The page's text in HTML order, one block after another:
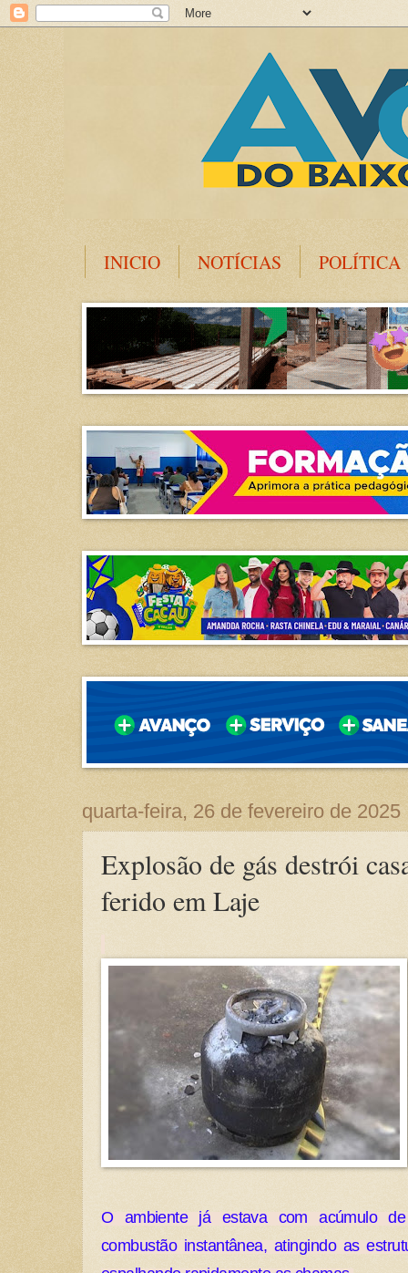
INICIO NOTÍCIAS POLÍTICA
quarta-feira, 26 de fevereiro de 2025
Explosão de gás destrói
ferido em Laje
O ambiente já estava com acúmulo
combustão instantânea, atingindo as